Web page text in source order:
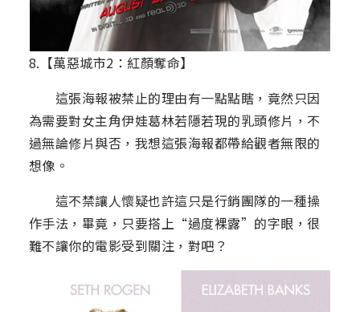
8.【萬惡城市2：紅顏奪命】
這張海報被禁止的理由有一點點瞎，竟然只因
為需要對女主角伊娃葛林若隱若現的乳頭修片，不
過無論修片與否，我想這張海報都帶給觀者無限的
想像。
這不禁讓人懷疑也許這只是行銷團隊的一種操
作手法，畢竟，只要搭上“過度裸露”的字眼，很
難不讓你的電影受到關注，對吧？